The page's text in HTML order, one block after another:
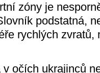
zóny je
podstatná,
rychlých
ukrajinců